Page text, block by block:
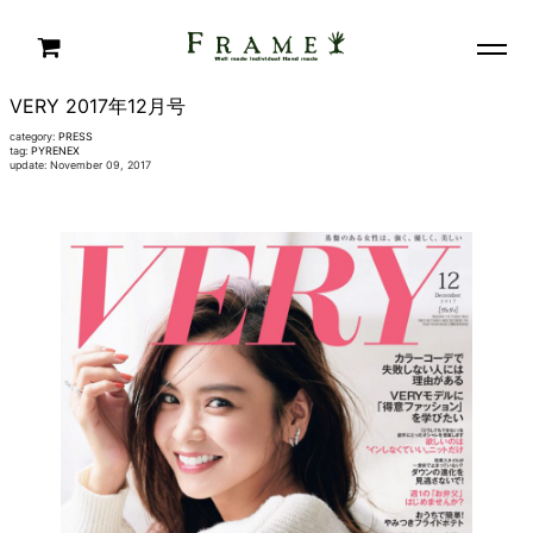
VERY 2017年12月号
category: PRESS
tag: PYRENEX
update: November 09, 2017